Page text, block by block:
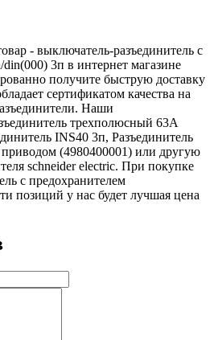
- выключатель-разъединитель с
3п в интернет магазине
получите быструю доставку
сертификатом качества на
Наши
трехполюсный 63А
INS40 3п, Разъединитель
(4980400001) или другую
schneider electric. При покупке
с предохранителем
позиций у нас будет лучшая цена